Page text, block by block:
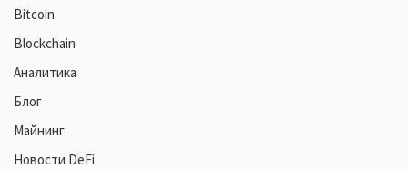
Bitcoin
Blockchain
Аналитика
Блог
Майнинг
Новости DeFi